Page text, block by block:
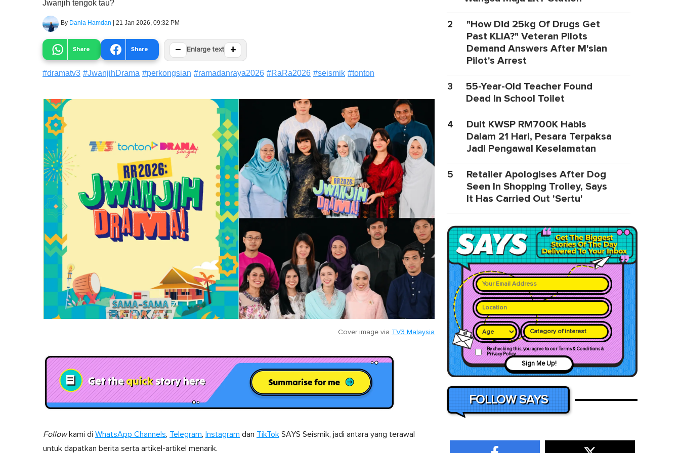
Jwanjih tengok tau?
By Dania Hamdan | 21 Jan 2026, 09:32 PM
Share Share − Enlarge text +
#dramatv3 #JwanjihDrama #perkongsian #ramadanraya2026 #RaRa2026 #seismik #tonton
Cover image via TV3 Malaysia
Followkami di WhatsApp Channels, Telegram, Instagram dan TikTok SAYS Seismik, jadi antara yang terawal
untuk dapatkan berita serta artikel-artikel menarik.
2
"How Did 25kg Of Drugs Get
Past KLIA?" Veteran Pilots
Demand Answers After M'sian
Pilot's Arrest
3
55-Year-Old Teacher Found
Dead In School Toilet
4
Duit KWSP RM700K Habis
Dalam 21 Hari, Pesara Terpaksa
Jadi Pengawal Keselamatan
5
Retailer Apologises After Dog
Seen In Shopping Trolley, Says
It Has Carried Out 'Sertu'
Category of interest
By checking this, you agree to our Terms & Conditions &
Privacy Policy
Sign Me Up!
FOLLOW SAYS